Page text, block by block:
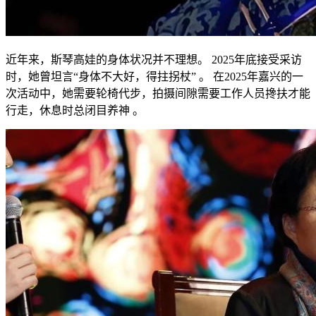
近年来，斯琴高娃的身体状况并不理想。 2025年底接受采访
时，她曾坦言“身体不大好，得拄拐杖” 。 在2025年嘉兴的一
次活动中，她需要轮椅代步，拍摄间隙需要工作人员搀扶才能
行走，休息时总闭目养神 。